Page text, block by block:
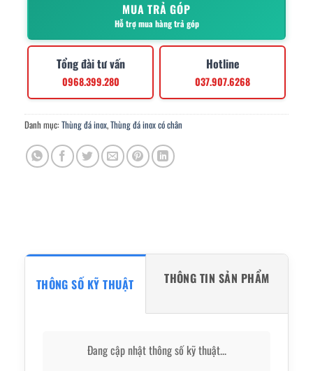
MUA TRẢ GÓP
Hỗ trợ mua hàng trả góp
Tổng đài tư vấn
0968.399.280
Hotline
037.907.6268
Danh mục: Thùng đá inox,Thùng đá inox có chân
THÔNG SỐ KỸ THUẬT THÔNG TIN SẢN PHẨM
Đang cập nhật thông số kỹ thuật...